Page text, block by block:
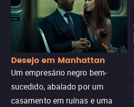
Desejo em Manhattan
Um empresário negro bem-
sucedido, abalado por um
casamento em ruínas e uma